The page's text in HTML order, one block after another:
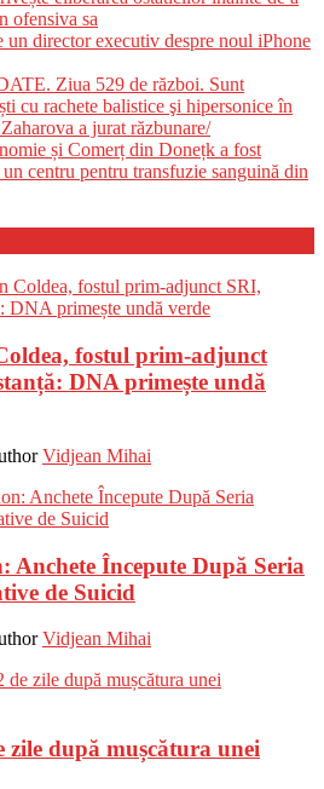
ofensiva sa
un director executiv despre noul iPhone
Ziua 529 de război. Sunt
cu rachete balistice şi hipersonice în
a jurat răzbunare/
și Comerț din Donețk a fost
centru pentru transfuzie sanguină din
fostul prim-adjunct
DNA primește undă
Vidjean Mihai
Anchete Începute După Seria
de Suicid
Vidjean Mihai
zile după mușcătura unei